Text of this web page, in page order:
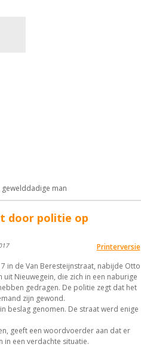
man
door politie op
Printerversie
in de Van Beresteijnstraat, nabijde Otto
Nieuwegein, die zich in een naburige
gedragen. De politie zegt dat het
zijn gewond.
beslag genomen. De straat werd enige
geeft een woordvoerder aan dat er
in een verdachte situatie.